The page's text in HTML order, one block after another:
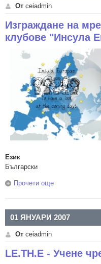
От ceiadmin
Изграждане на
клубове "Инсула
Език
Български
Прочети още
01 ЯНУАРИ 2007
От ceiadmin
LE.TH.E - Учене